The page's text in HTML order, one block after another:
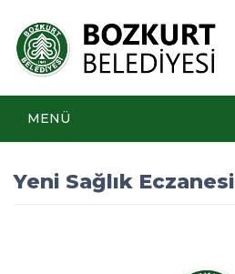
MENÜ
Yeni Sağlık Eczanesi